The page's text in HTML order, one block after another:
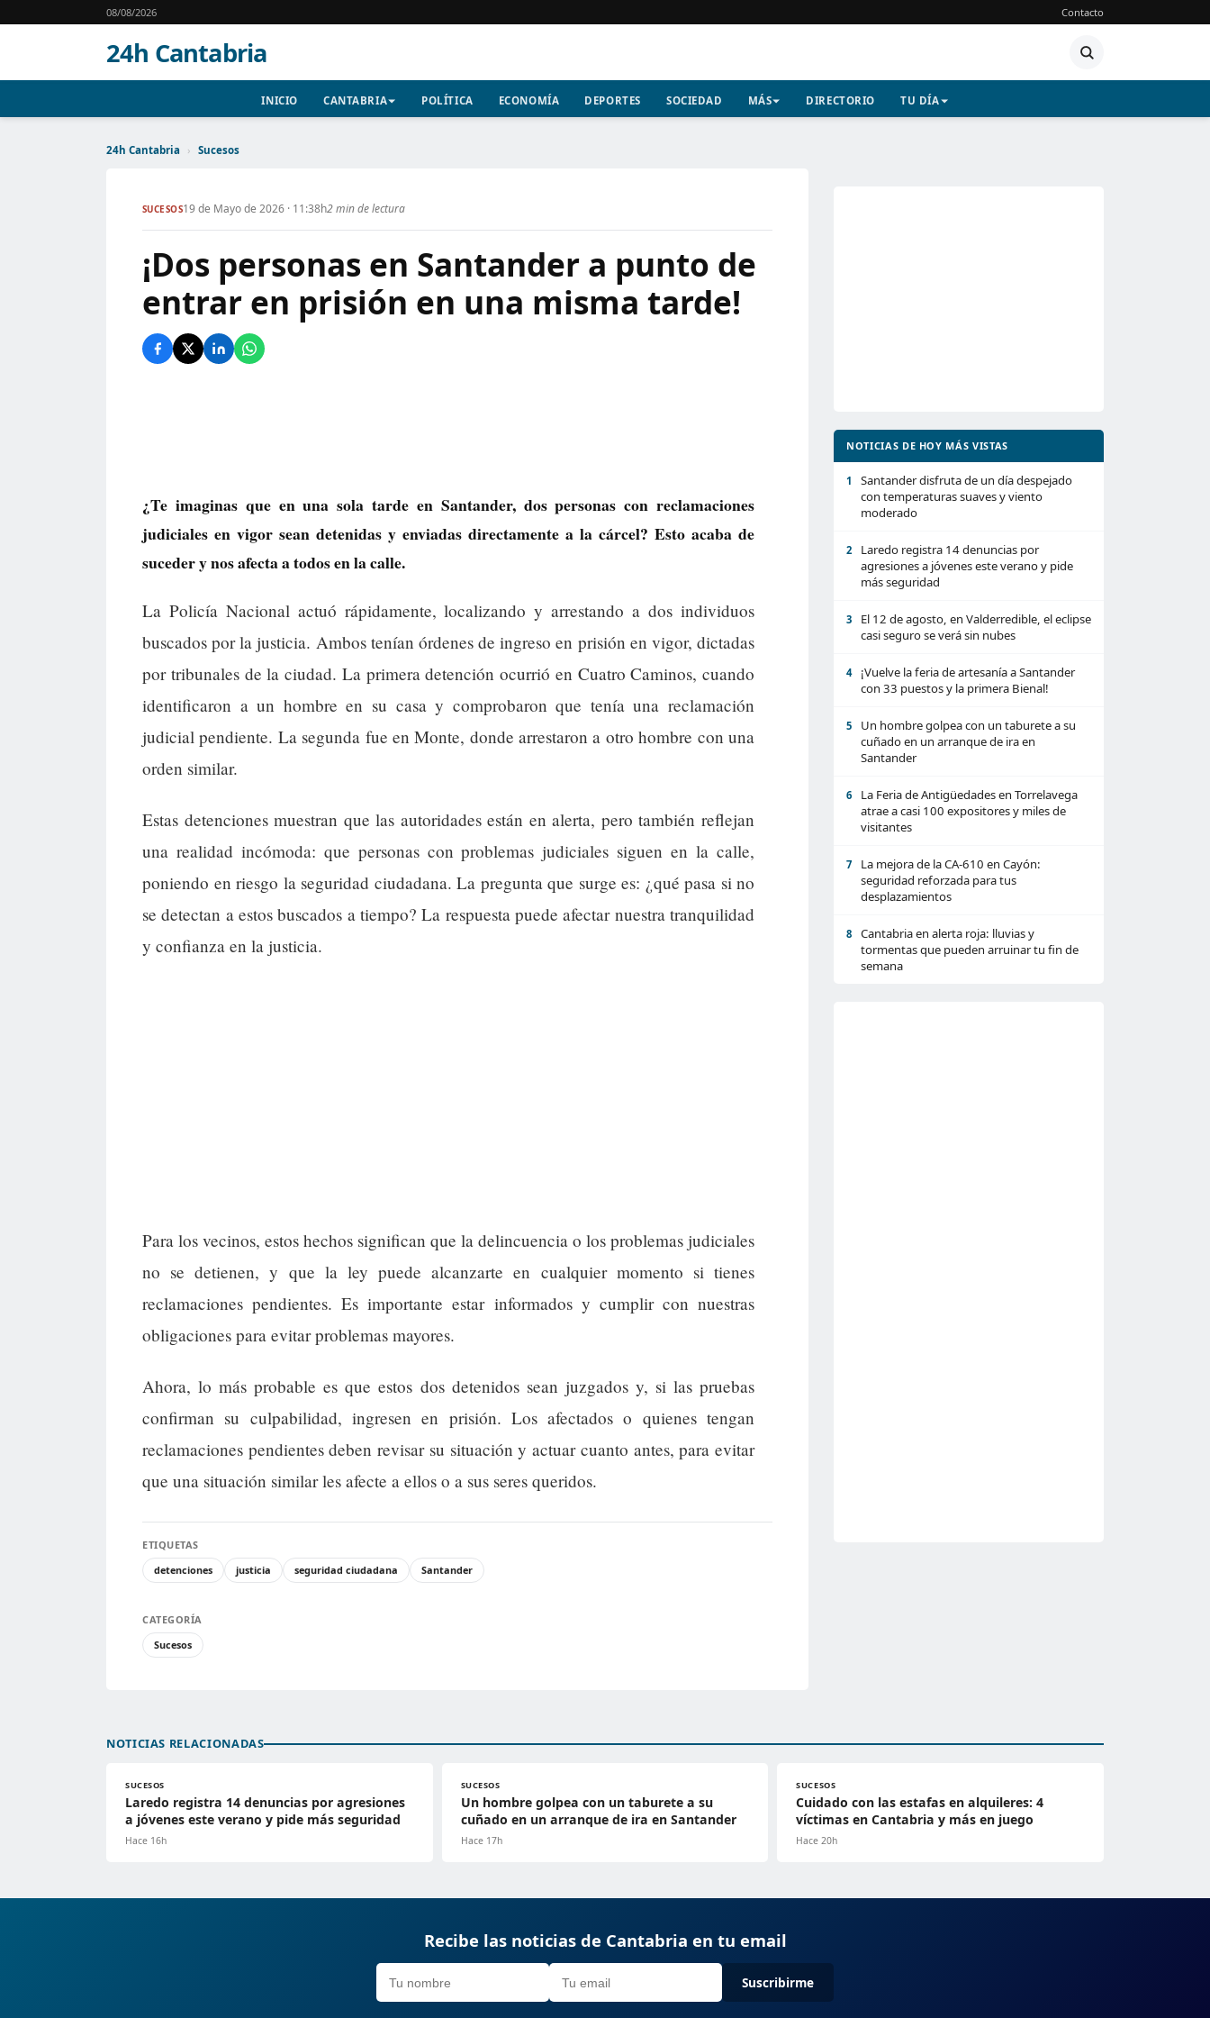
08/08/2026 Contacto
24h Cantabria
INICIO CANTABRIA POLÍTICA ECONOMÍA DEPORTES SOCIEDAD MÁS DIRECTORIO TU DÍA
24h Cantabria › Sucesos
SUCESOS19 de Mayo de 2026 · 11:38h2 min de lectura
¡Dos personas en Santander a punto de
entrar en prisión en una misma tarde!
¿Te imaginas que en una sola tarde en Santander, dos personas con reclamaciones
judiciales en vigor sean detenidas y enviadas directamente a la cárcel? Esto acaba de
suceder y nos afecta a todos en la calle.
La Policía Nacional actuó rápidamente, localizando y arrestando a dos individuos
buscados por la justicia. Ambos tenían órdenes de ingreso en prisión en vigor, dictadas
por tribunales de la ciudad. La primera detención ocurrió en Cuatro Caminos, cuando
identificaron a un hombre en su casa y comprobaron que tenía una reclamación
judicial pendiente. La segunda fue en Monte, donde arrestaron a otro hombre con una
orden similar.
Estas detenciones muestran que las autoridades están en alerta, pero también reflejan
una realidad incómoda: que personas con problemas judiciales siguen en la calle,
poniendo en riesgo la seguridad ciudadana. La pregunta que surge es: ¿qué pasa si no
se detectan a estos buscados a tiempo? La respuesta puede afectar nuestra tranquilidad
y confianza en la justicia.
Para los vecinos, estos hechos significan que la delincuencia o los problemas judiciales
no se detienen, y que la ley puede alcanzarte en cualquier momento si tienes
reclamaciones pendientes. Es importante estar informados y cumplir con nuestras
obligaciones para evitar problemas mayores.
Ahora, lo más probable es que estos dos detenidos sean juzgados y, si las pruebas
confirman su culpabilidad, ingresen en prisión. Los afectados o quienes tengan
reclamaciones pendientes deben revisar su situación y actuar cuanto antes, para evitar
que una situación similar les afecte a ellos o a sus seres queridos.
ETIQUETAS
detenciones
justicia seguridad ciudadana Santander
CATEGORÍA
Sucesos
NOTICIAS DE HOY MÁS VISTAS
1
Santander disfruta de un día despejado
con temperaturas suaves y viento
moderado
2
Laredo registra 14 denuncias por
agresiones a jóvenes este verano y pide
más seguridad
3
El 12 de agosto, en Valderredible, el eclipse
casi seguro se verá sin nubes
4
¡Vuelve la feria de artesanía a Santander
con 33 puestos y la primera Bienal!
5
Un hombre golpea con un taburete a su
cuñado en un arranque de ira en
Santander
6
La Feria de Antigüedades en Torrelavega
atrae a casi 100 expositores y miles de
visitantes
7
La mejora de la CA-610 en Cayón:
seguridad reforzada para tus
desplazamientos
8
Cantabria en alerta roja: lluvias y
tormentas que pueden arruinar tu fin de
semana
NOTICIAS RELACIONADAS
SUCESOS
Laredo registra 14 denuncias por agresiones
a jóvenes este verano y pide más seguridad
Hace 16h
SUCESOS
Un hombre golpea con un taburete a su
cuñado en un arranque de ira en Santander
Hace 17h
SUCESOS
Cuidado con las estafas en alquileres: 4
víctimas en Cantabria y más en juego
Hace 20h
Recibe las noticias de Cantabria en tu email
Suscribirme